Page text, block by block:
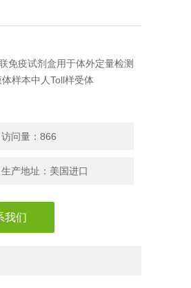
免疫试剂盒用于体外定量检测
样本中人Toll样受体
访问量：866
生产地址：美国进口
我们